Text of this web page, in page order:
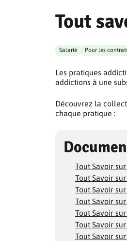
Tout
Salarié Pour les
Les pratiques
addictions à une
Découvrez la
chaque pratique :
Tout Savoir
Tout Savoir
Tout Savoir
Tout Savoir
Tout Savoir
Tout Savoir
Tout Savoir